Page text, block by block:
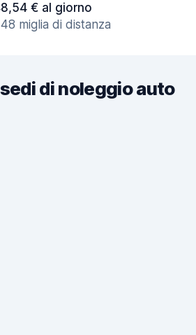
€ al giorno
miglia di distanza
di noleggio auto